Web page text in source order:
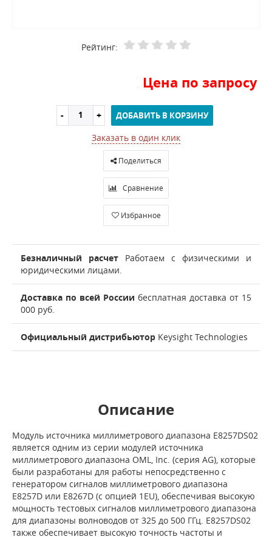
Рейтинг:
Цена по запросу
ДОБАВИТЬ В КОРЗИНУ
Заказать в один клик
Поделиться
Сравнение
Избранное
Безналичный расчет Работаем с физическими и
юридическими лицами.
Доставка по всей России бесплатная доставка от 15
000 руб.
Официальный дистрибьютор Keysight Technologies
Описание
Модуль источника миллиметрового диапазона E8257DS02
является одним из серии модулей источника
миллиметрового диапазона OML, Inc. (серия AG), которые
были разработаны для работы непосредственно с
генератором сигналов миллиметрового диапазона
E8257D или E8267D (с опцией 1EU), обеспечивая высокую
мощность тестовых сигналов миллиметрового диапазона
для диапазоны волноводов от 325 до 500 ГГц. E8257DS02
также обеспечивает высокую точность частоты и